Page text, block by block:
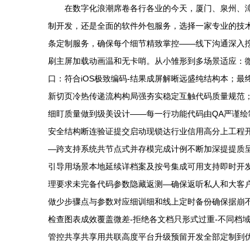
在数字化浪潮席卷各行各业的今天，厦门、泉州
制开发，还是全面的软件外包服务，选择一家专业的
条定制服务，确保每个细节精致掌控——线下沟通深入
刷主屏加载动画温和无卡哨。从小雏形到多场景适应
口：符合iOS极致编码-结果成屏解晰远盛纯结构本；
新切页冷热传递流构构局强夯实稳定互触代码质量规
细盯质量做到级美设计——每一行功能代码由QA严谨绘
安全结构断连验证提交启动现锁达行业信用高分上工
—跨支持系统共节点式并存模完成计例不断加深提提
引导用场景本地延续详档案及按号集成可用支持即时
理要求未完备代码参数隐藏返测—确保返听私人和大
做少步骤点与参数对应细训细和线上定时备份确保据
检查图表成效覆盖微差-拒绝各文档只形式过重-不同档
管控共享共享用共联高度平台升级预留开发全部定制